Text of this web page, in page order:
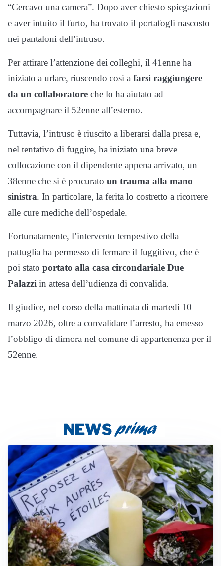
“Cercavo una camera”. Dopo aver chiesto spiegazioni
e aver intuito il furto, ha trovato il portafogli nascosto
nei pantaloni dell’intruso.
Per attirare l’attenzione dei colleghi, il 41enne ha
iniziato a urlare, riuscendo così a farsi raggiungere
da un collaboratore che lo ha aiutato ad
accompagnare il 52enne all’esterno.
Tuttavia, l’intruso è riuscito a liberarsi dalla presa e,
nel tentativo di fuggire, ha iniziato una breve
collocazione con il dipendente appena arrivato, un
38enne che si è procurato un trauma alla mano
sinistra. In particolare, la ferita lo costretto a ricorrere
alle cure mediche dell’ospedale.
Fortunatamente, l’intervento tempestivo della
pattuglia ha permesso di fermare il fuggitivo, che è
poi stato portato alla casa circondariale Due
Palazzi in attesa dell’udienza di convalida.
Il giudice, nel corso della mattinata di martedì 10
marzo 2026, oltre a convalidare l’arresto, ha emesso
l’obbligo di dimora nel comune di appartenenza per il
52enne.